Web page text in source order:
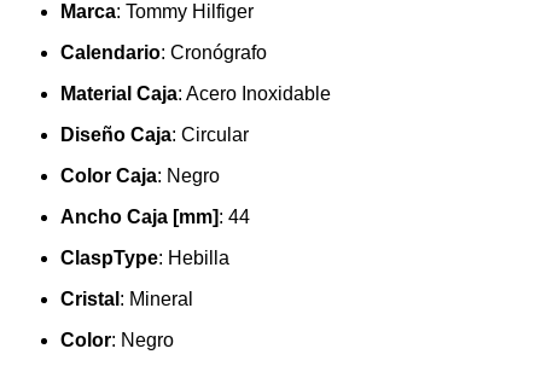
Marca: Tommy Hilfiger
Calendario: Cronógrafo
Material Caja: Acero Inoxidable
Diseño Caja: Circular
Color Caja: Negro
Ancho Caja [mm]: 44
ClaspType: Hebilla
Cristal : Mineral
Color: Negro